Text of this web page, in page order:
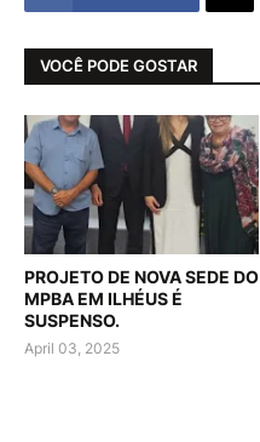
VOCÊ PODE GOSTAR
PROJETO DE NOVA SEDE DO
MPBA EM ILHÉUS É
SUSPENSO.
April 03, 2025